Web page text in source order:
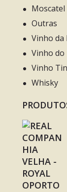
Moscatel
Outras
Vinho da
Vinho
Vinho
Whisky